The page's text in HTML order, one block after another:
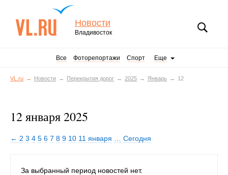
Новости
Владивосток
Все Фоторепортажи Спорт Еще
VL.ru Новости Перекрытия дорог 2025 Январь 12
12 января 2025
← 2 3 4 5 6 7 8 9 10 11 января Сегодня
За выбранный период новостей нет.